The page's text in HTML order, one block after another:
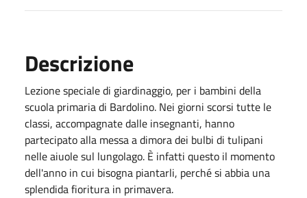
Descrizione
Lezione speciale di giardinaggio, per i bambini della
scuola primaria di Bardolino. Nei giorni scorsi tutte le
classi, accompagnate dalle insegnanti, hanno
partecipato alla messa a dimora dei bulbi di tulipani
nelle aiuole sul lungolago. È infatti questo il momento
dell'anno in cui bisogna piantarli, perché si abbia una
splendida fioritura in primavera.